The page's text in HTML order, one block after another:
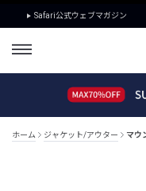
Safari公式ウェブマガジン
ホーム ジャケット/アウター マウ